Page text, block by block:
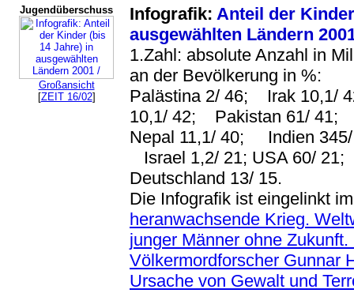
Jugendüberschuss
Großansicht
[ZEIT 16/02]
Infografik: Anteil der
ausgewählten Ländern
1.Zahl: absolute Anzahl in
an der Bevölkerung in %:
Palästina 2/ 46; Irak 10,1/
10,1/ 42; Pakistan 61/ 41;
Nepal 11,1/ 40; Indien
Israel 1,2/ 21; USA 60/ 21;
Deutschland 13/ 15.
Die Infografik ist eingelinkt
heranwachsende Krieg.
junger Männer ohne Zukunft.
Völkermordforscher Gunnar
Ursache von Gewalt und